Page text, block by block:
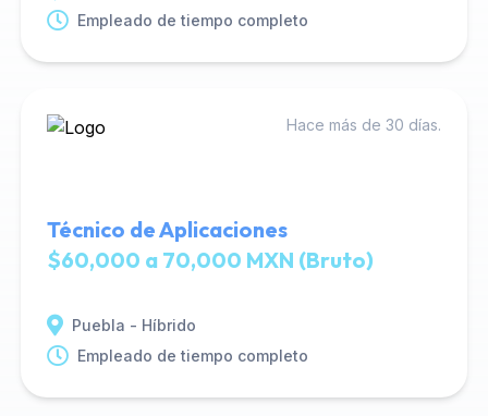
Empleado de tiempo completo
Hace más de 30 días.
Técnico de Aplicaciones
$60,000 a 70,000 MXN (Bruto)
Puebla - Híbrido
Empleado de tiempo completo